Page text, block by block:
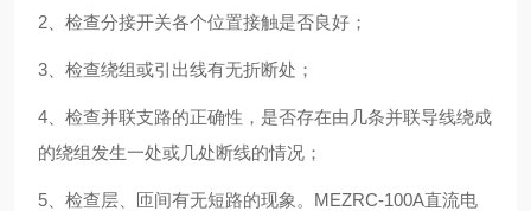
2、检查分接开关各个位置接触是否良好；
3、检查绕组或引出线有无折断处；
4、检查并联支路的正确性，是否存在由几条并联导线绕成
的绕组发生一处或几处断线的情况；
5、检查层、匝间有无短路的现象。 MEZRC-100A直流电